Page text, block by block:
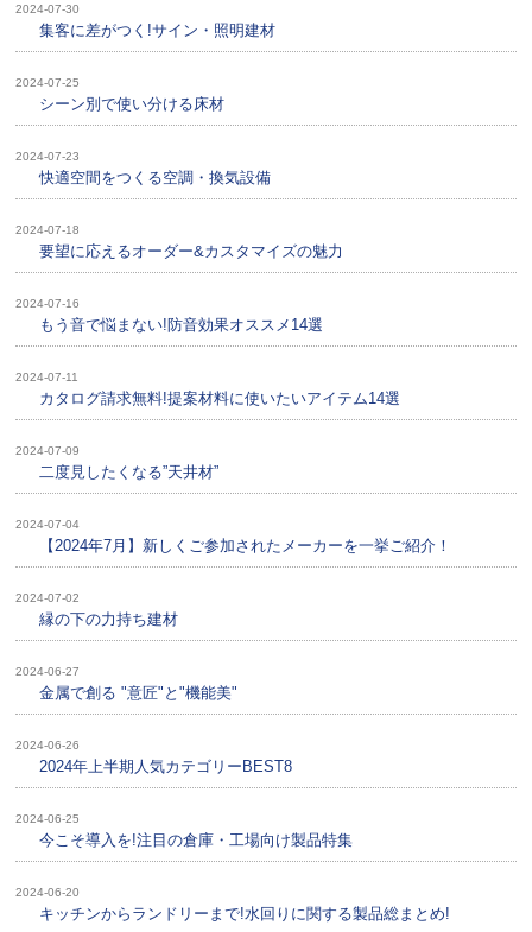
2024-07-30
集客に差がつく!サイン・照明建材
2024-07-25
シーン別で使い分ける床材
2024-07-23
快適空間をつくる空調・換気設備
2024-07-18
要望に応えるオーダー&カスタマイズの魅力
2024-07-16
もう音で悩まない!防音効果オススメ14選
2024-07-11
カタログ請求無料!提案材料に使いたいアイテム14選
2024-07-09
二度見したくなる”天井材”
2024-07-04
【2024年7月】新しくご参加されたメーカーを一挙ご紹介！
2024-07-02
縁の下の力持ち建材
2024-06-27
金属で創る "意匠"と"機能美"
2024-06-26
2024年上半期人気カテゴリーBEST8
2024-06-25
今こそ導入を!注目の倉庫・工場向け製品特集
2024-06-20
キッチンからランドリーまで!水回りに関する製品総まとめ!